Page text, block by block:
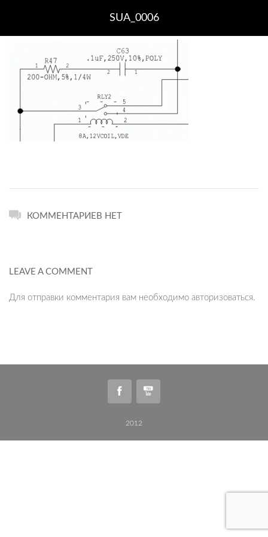
SUA_0006
КОММЕНТАРИЕВ НЕТ
LEAVE A COMMENT
Для отправки комментария вам необходимо авторизоваться.
2012